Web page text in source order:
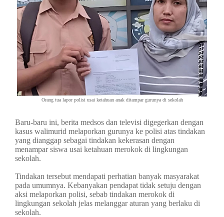
Orang tua lapor polisi usai ketahuan anak ditampar gurunya di sekolah
Baru-baru ini, berita medsos dan televisi digegerkan dengan
kasus walimurid melaporkan gurunya ke polisi atas tindakan
yang dianggap sebagai tindakan kekerasan dengan
menampar siswa usai ketahuan merokok di lingkungan
sekolah.
Tindakan tersebut mendapati perhatian banyak masyarakat
pada umumnya. Kebanyakan pendapat tidak setuju dengan
aksi melaporkan polisi, sebab tindakan merokok di
lingkungan sekolah jelas melanggar aturan yang berlaku di
sekolah.